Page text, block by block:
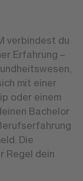
verbindest du
Erfahrung –
mit einer
oder einem
Bachelor
Die
Regel dein